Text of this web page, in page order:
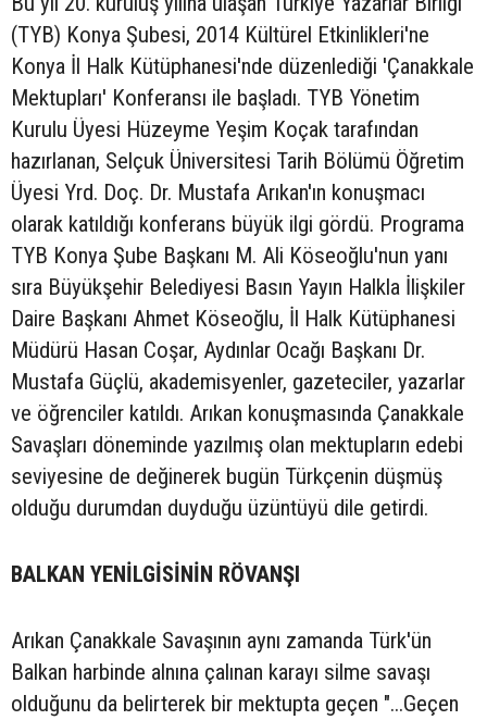
(TYB) Konya Şubesi, 2014 Kültürel Etkinlikleri'ne
Konya İl Halk Kütüphanesi'nde düzenlediği 'Çanakkale
Mektupları' Konferansı ile başladı. TYB Yönetim
Kurulu Üyesi Hüzeyme Yeşim Koçak tarafından
hazırlanan, Selçuk Üniversitesi Tarih Bölümü Öğretim
Üyesi Yrd. Doç. Dr. Mustafa Arıkan'ın konuşmacı
olarak katıldığı konferans büyük ilgi gördü. Programa
TYB Konya Şube Başkanı M. Ali Köseoğlu'nun yanı
sıra Büyükşehir Belediyesi Basın Yayın Halkla İlişkiler
Daire Başkanı Ahmet Köseoğlu, İl Halk Kütüphanesi
Müdürü Hasan Coşar, Aydınlar Ocağı Başkanı Dr.
Mustafa Güçlü, akademisyenler, gazeteciler, yazarlar
ve öğrenciler katıldı. Arıkan konuşmasında Çanakkale
Savaşları döneminde yazılmış olan mektupların edebi
seviyesine de değinerek bugün Türkçenin düşmüş
olduğu durumdan duyduğu üzüntüyü dile getirdi.
BALKAN YENİLGİSİNİN RÖVANŞI
Arıkan Çanakkale Savaşının aynı zamanda Türk'ün
Balkan harbinde alnına çalınan karayı silme savaşı
olduğunu da belirterek bir mektupta geçen "...Geçen